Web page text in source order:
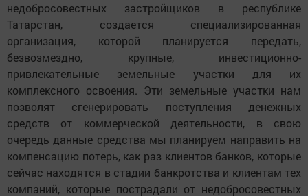
недобросовестных застройщиков в республике
Татарстан, создается специализированная
организация, которой планируется передать,
безвозмездно, крупные, инвестиционно-
привлекательные земельные участки для их
комплексного освоения. Эти земельные участки нам
позволят сгенерировать поступления денежных
средств от коммерческой деятельности, в свою
очередь данные средства мы планируем направить на
компенсацию потерь, как раз клиентов банков, которые
сейчас находятся в стадии банкротства и клиентам тех
компаний, которые пострадали от недобросовестных